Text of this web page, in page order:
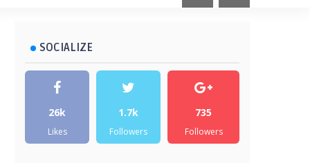
SOCIALIZE
26k
Likes
1.7k
Followers
735
Followers